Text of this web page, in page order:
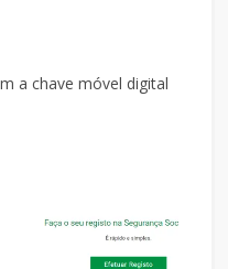
a chave móvel digital